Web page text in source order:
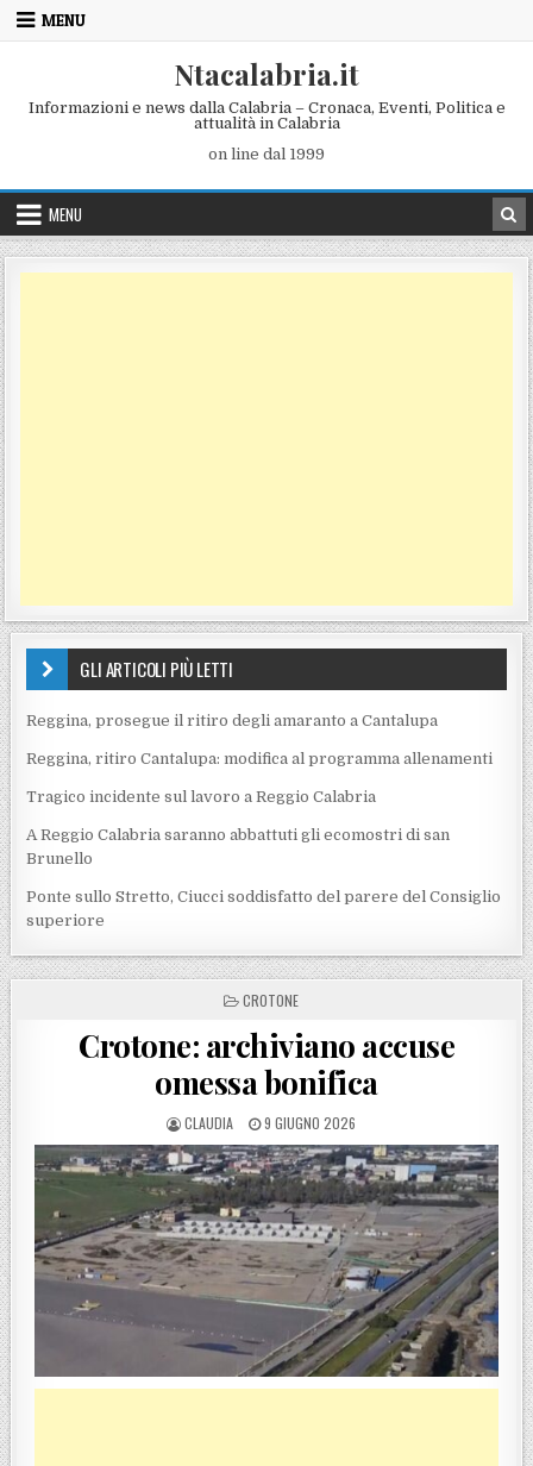
Skip to content
MENU
Ntacalabria.it
Informazioni e news dalla Calabria – Cronaca, Eventi, Politica e
attualità in Calabria
on line dal 1999
MENU
GLI ARTICOLI PIÙ LETTI
Reggina, prosegue il ritiro degli amaranto a Cantalupa
Reggina, ritiro Cantalupa: modifica al programma allenamenti
Tragico incidente sul lavoro a Reggio Calabria
A Reggio Calabria saranno abbattuti gli ecomostri di san
Brunello
Ponte sullo Stretto, Ciucci soddisfatto del parere del Consiglio
superiore
POSTED IN
CROTONE
Crotone: archiviano accuse
omessa bonifica
POSTED BY
CLAUDIA POSTED ON
9 GIUGNO 2026